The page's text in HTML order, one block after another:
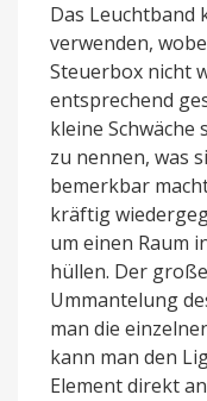
Das Leuchtband
verwenden,
Steuerbox nicht
entsprechend
kleine Schwäche
zu nennen, was
bemerkbar
kräftig
um einen Raum
hüllen. Der
Ummantelung
man die
kann man den
Element direkt